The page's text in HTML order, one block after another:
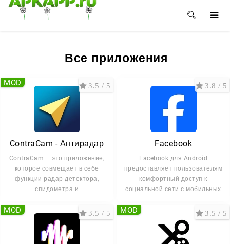
🌸 🌼 🌺
Все приложения
ContraCam - Антирадар
ContraCam – это приложение,
которое совмещает в себе
функции радар-детектора,
спидометра и
3.5 / 5
MOD
Facebook
Facebook для Android
предоставляет пользователям
комфортный доступ к
социальной сети с мобильных
3.8 / 5
3.5 / 5
MOD 3.5 / 5
MOD